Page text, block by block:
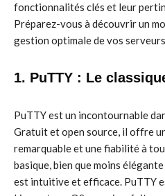
fonctionnalités clés et leur
Préparez-vous à découvrir un
gestion optimale de vos
1. PuTTY : Le
PuTTY est un incontournable
Gratuit et open source, il offre
remarquable et une fiabilité à
basique, bien que moins
est intuitive et efficace. PuTTY